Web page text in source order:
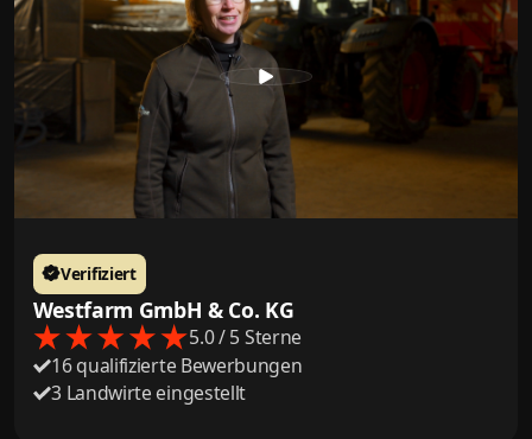
Westfarm GmbH & Co. KG
Verifiziert
5.0 / 5 Sterne
16 qualifizierte Bewerbungen
3 Landwirte eingestellt